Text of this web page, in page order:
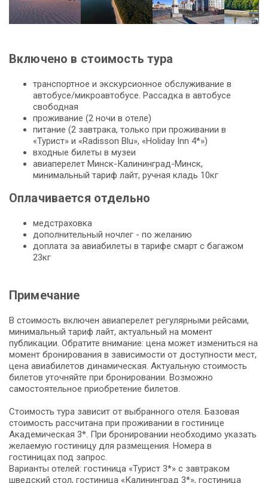
Включено в стоимость тура
транспортное и экскурсионное обслуживание в
автобусе/микроавтобусе. Рассадка в автобусе
свободная
проживание (2 ночи в отеле)
питание (2 завтрака, только при проживании в
«Турист» и «Radisson Blu», «Holiday Inn 4*»)
входные билеты в музеи
авиаперелет Минск-Калининград-Минск,
минимальный тариф лайт, ручная кладь 10кг
Оплачивается отдельно
медстраховка
дополнительный ночлег - по желанию
доплата за авиабилеты в тарифе смарт с багажом
23кг
Примечание
В стоимость включен авиаперелет регулярными рейсами,
минимальный тариф лайт, актуальный на момент
публикации. Обратите внимание: цена может измениться на
момент бронирования в зависимости от доступности мест,
цена авиабилетов динамическая. Актуальную стоимость
билетов уточняйте при бронировании. Возможно
самостоятельное приобретение билетов.
Стоимость тура зависит от выбранного отеля. Базовая
стоимость рассчитана при проживании в гостинице
Академическая 3*. При бронировании необходимо указать
желаемую гостиницу для размещения. Номера в
гостиницах под запрос.
Варианты отелей: гостиница «Турист 3*» с завтраком
шведский стол, гостиница «Калининград 3*», гостиница